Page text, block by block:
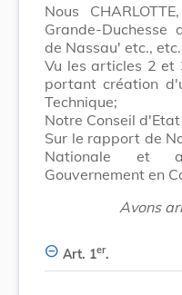
Nous
Grande-Duchesse
de Nassau' etc.,
Vu les articles 2
portant création
Technique;
Notre Conseil
Sur le rapport de
Nationale et
Gouvernement en
Avons
Art. 1er.